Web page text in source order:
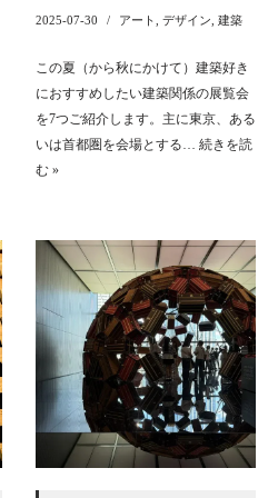
2025-07-30 アート デザイン 建築
この夏（から秋にかけて）建築好き
におすすめしたい建築関係の展覧会
を7つご紹介します。主に東京、ある
いは首都圏を会場とする… 続きを読
む »